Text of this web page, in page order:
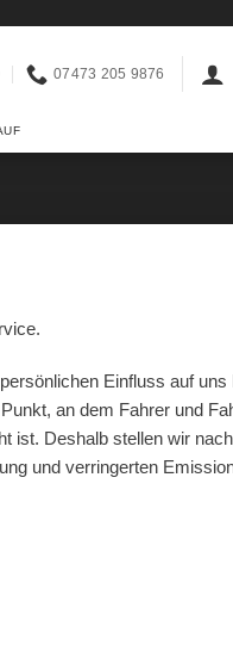
07473 205 9876
Einfluss auf
an dem Fahrer und
ist. Deshalb stellen wir
und verringerten